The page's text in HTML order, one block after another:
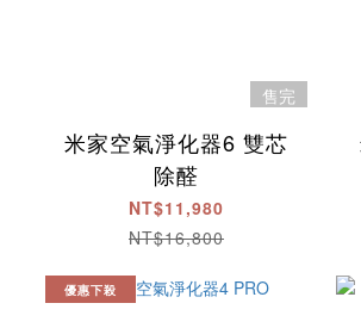
售完
米家空氣淨化器6 雙芯
除醛
NT$11,980
NT$16,800
優惠下殺